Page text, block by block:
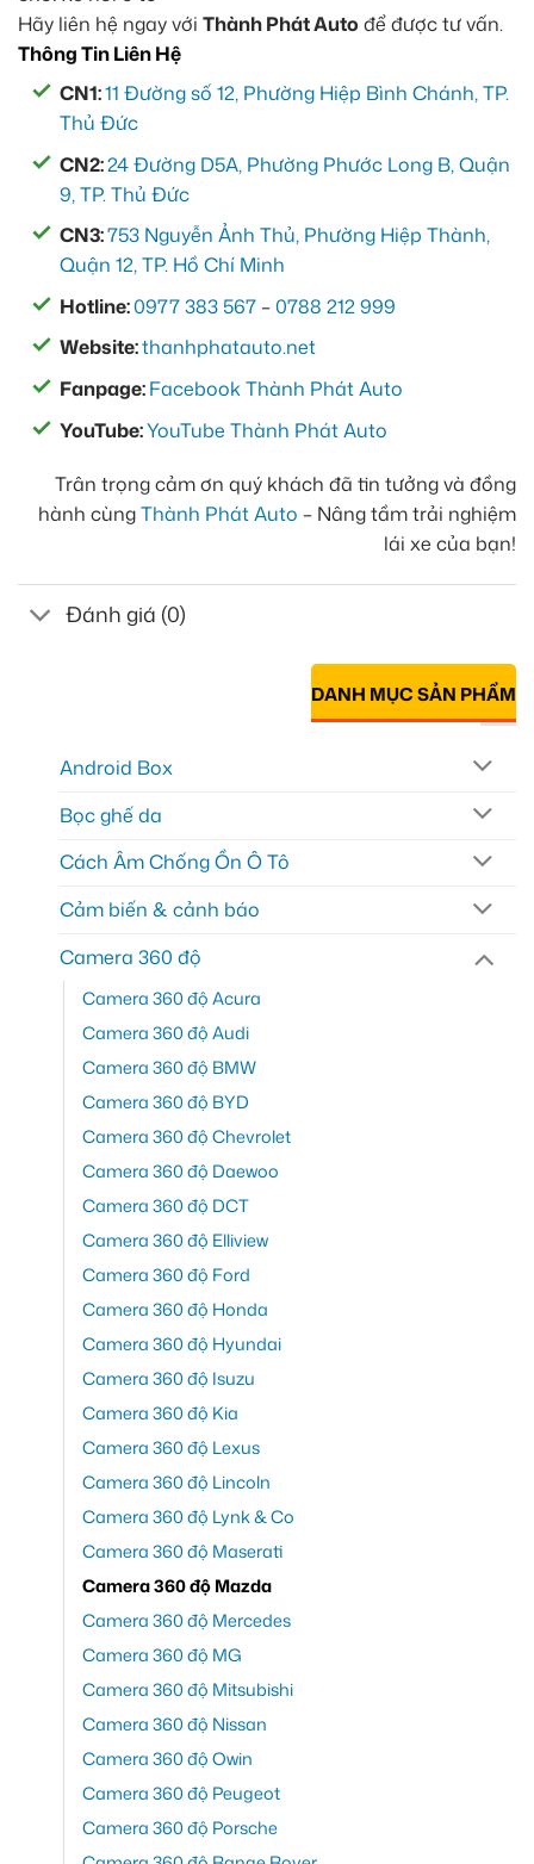
Hãy liên hệ ngay với Thành Phát Auto để được tư vấn.
Thông Tin Liên Hệ
CN1:11 Đường số 12, Phường Hiệp Bình Chánh, TP.
Thủ Đức
CN2:24 Đường D5A, Phường Phước Long B, Quận
9, TP. Thủ Đức
CN3:753 Nguyễn Ảnh Thủ, Phường Hiệp Thành,
Quận 12, TP. Hồ Chí Minh
Hotline:0977 383 567 –0788 212 999
Website:thanhphatauto.net
Fanpage:Facebook Thành Phát Auto
YouTube:YouTube Thành Phát Auto
Trân trọng cảm ơn quý khách đã tin tưởng và đồng
hành cùngThành Phát Auto – Nâng tầm trải nghiệm
lái xe của bạn!
Đánh giá (0)
DANH MỤC SẢN PHẨM
Android Box
Bọc ghế da
Cách Âm Chống Ồn Ô Tô
Cảm biến & cảnh báo
Camera 360 độ
Camera 360 độ Acura
Camera 360 độ Audi
Camera 360 độ BMW
Camera 360 độ BYD
Camera 360 độ Chevrolet
Camera 360 độ Daewoo
Camera 360 độ DCT
Camera 360 độ Elliview
Camera 360 độ Ford
Camera 360 độ Honda
Camera 360 độ Hyundai
Camera 360 độ Isuzu
Camera 360 độ Kia
Camera 360 độ Lexus
Camera 360 độ Lincoln
Camera 360 độ Lynk & Co
Camera 360 độ Maserati
Camera 360 độ Mazda
Camera 360 độ Mercedes
Camera 360 độ MG
Camera 360 độ Mitsubishi
Camera 360 độ Nissan
Camera 360 độ Owin
Camera 360 độ Peugeot
Camera 360 độ Porsche